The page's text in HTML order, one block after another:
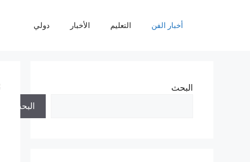
أخبار الفن التعليم الأخبار دولي
البحث
البحث